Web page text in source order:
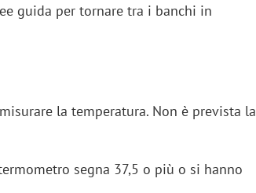
guida per tornare tra i banchi in
la temperatura. Non è prevista la
segna 37,5 o più o si hanno